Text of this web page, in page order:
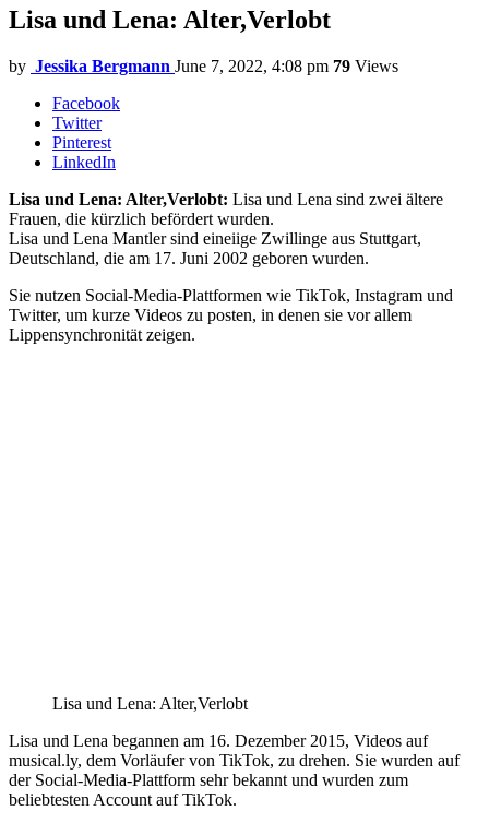
Lisa und Lena: Alter,Verlobt
by Jessika Bergmann June 7, 2022, 4:08 pm 79 Views
Facebook
Twitter
Pinterest
LinkedIn
Lisa und Lena: Alter,Verlobt: Lisa und Lena sind zwei ältere
Frauen, die kürzlich befördert wurden.
Lisa und Lena Mantler sind eineiige Zwillinge aus Stuttgart,
Deutschland, die am 17. Juni 2002 geboren wurden.
Sie nutzen Social-Media-Plattformen wie TikTok, Instagram und
Twitter, um kurze Videos zu posten, in denen sie vor allem
Lippensynchronität zeigen.
Lisa und Lena: Alter,Verlobt
Lisa und Lena begannen am 16. Dezember 2015, Videos auf
musical.ly, dem Vorläufer von TikTok, zu drehen. Sie wurden auf
der Social-Media-Plattform sehr bekannt und wurden zum
beliebtesten Account auf TikTok.